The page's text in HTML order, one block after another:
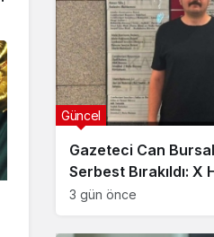
Gazeteci Can
Serbest Bırakıldı: X
Engeli Getirildi
3 gün önce
Güncel